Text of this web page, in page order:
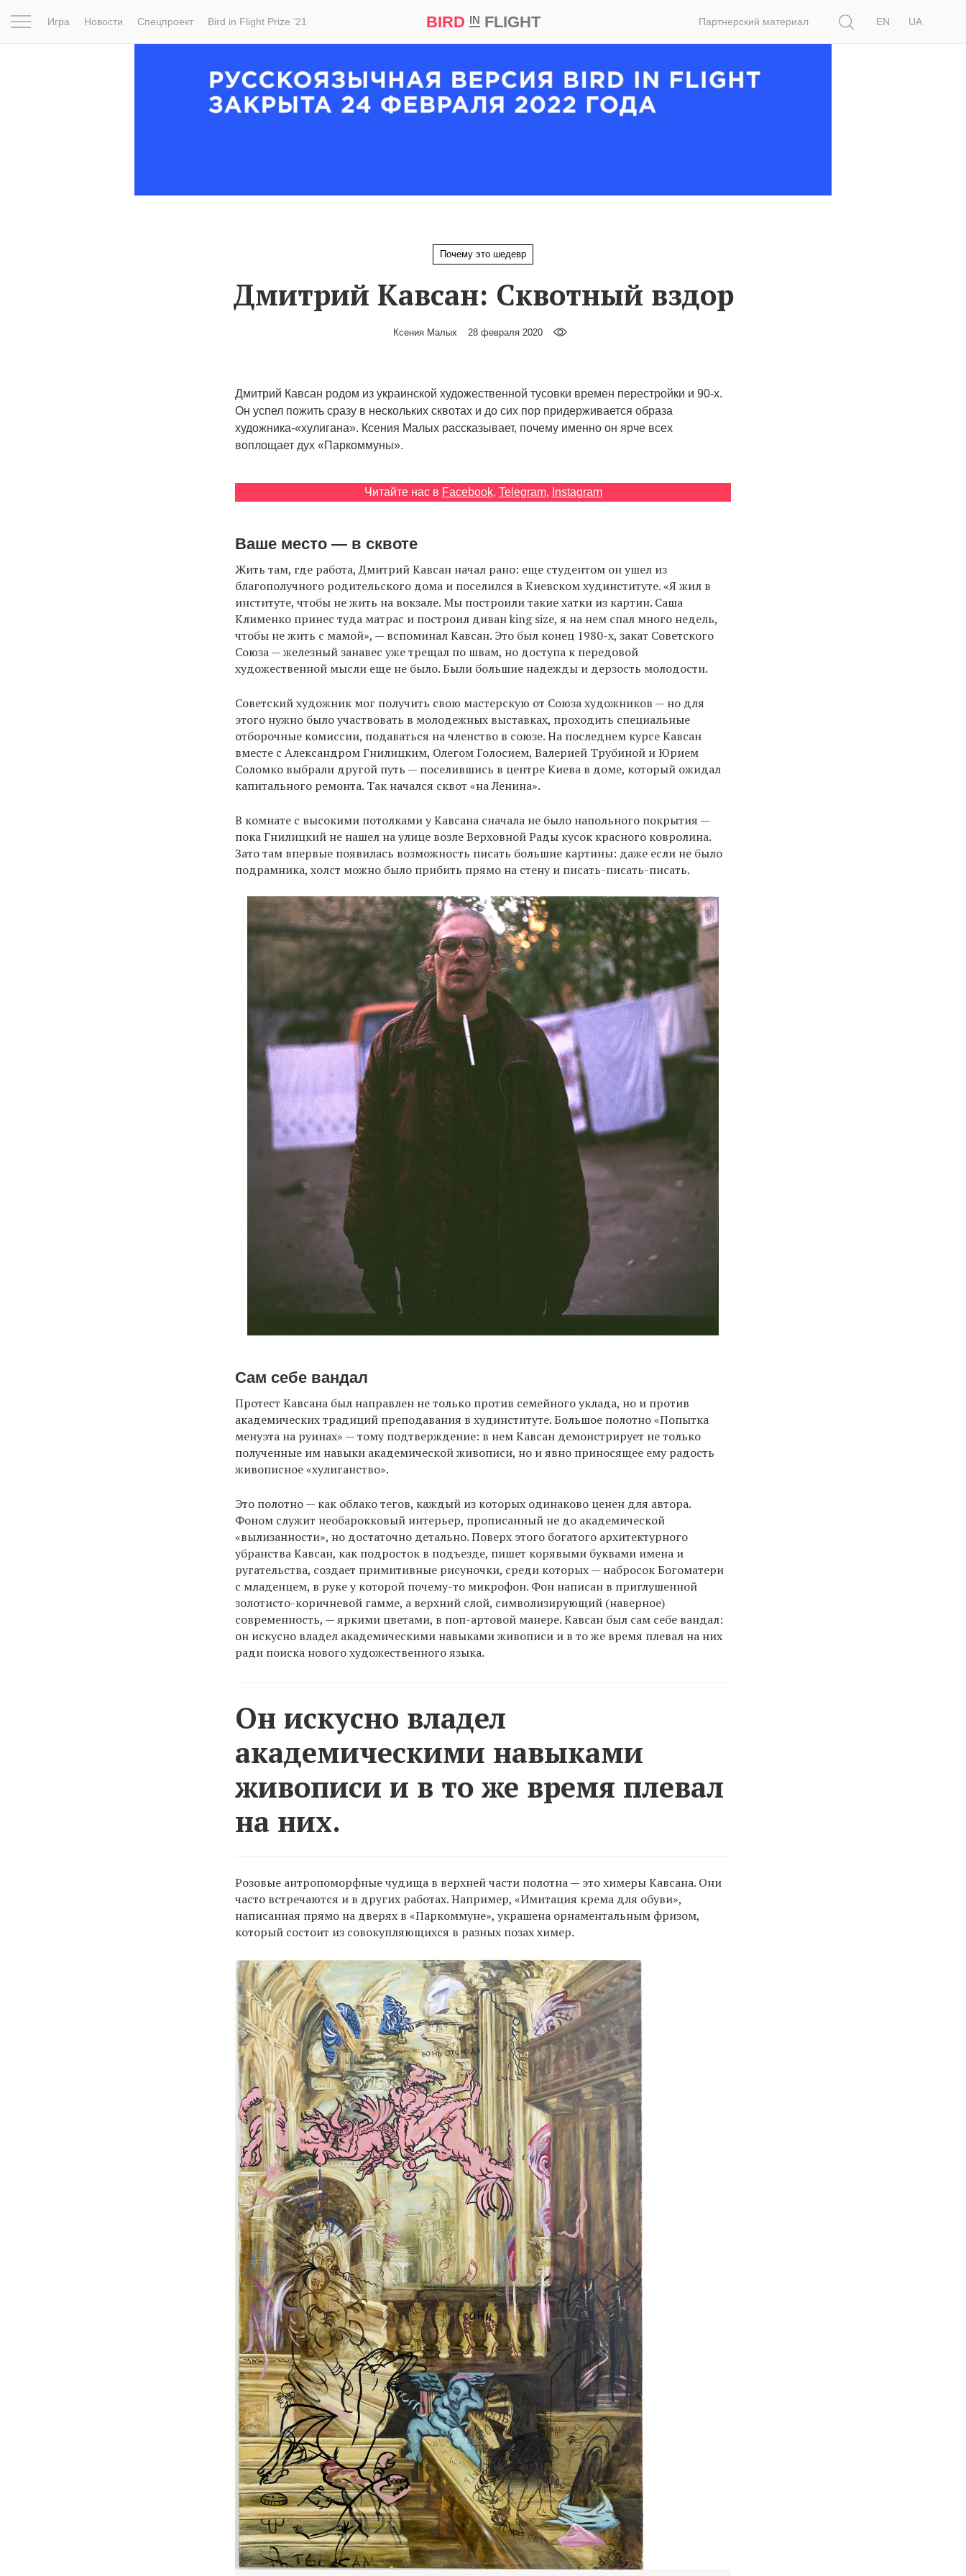
Игра Новости Спецпроект Bird in Flight Prize ‘21 BIRD INFLIGHT Партнерский материал
EN
UA
Почему это шедевр
Дмитрий Кавсан: Сквотный вздор
Ксения Малых 28 февраля 2020
Дмитрий Кавсан родом из украинской художественной тусовки времен перестройки и 90-х.
Он успел пожить сразу в нескольких сквотах и до сих пор придерживается образа
художника-«хулигана». Ксения Малых рассказывает, почему именно он ярче всех
воплощает дух «Паркоммуны».
Читайте нас в Facebook, Telegram, Instagram
Ваше место — в сквоте
Жить там, где работа, Дмитрий Кавсан начал рано: еще студентом он ушел из
благополучного родительского дома и поселился в Киевском худинституте. «Я жил в
институте, чтобы не жить на вокзале. Мы построили такие хатки из картин. Саша
Клименко принес туда матрас и построил диван king size, я на нем спал много недель,
чтобы не жить с мамой», — вспоминал Кавсан. Это был конец 1980-х, закат Советского
Союза — железный занавес уже трещал по швам, но доступа к передовой
художественной мысли еще не было. Были большие надежды и дерзость молодости.
Советский художник мог получить свою мастерскую от Союза художников — но для
этого нужно было участвовать в молодежных выставках, проходить специальные
отборочные комиссии, подаваться на членство в союзе. На последнем курсе Кавсан
вместе с Александром Гнилицким, Олегом Голосием, Валерией Трубиной и Юрием
Соломко выбрали другой путь — поселившись в центре Киева в доме, который ожидал
капитального ремонта. Так начался сквот «на Ленина».
В комнате с высокими потолками у Кавсана сначала не было напольного покрытия —
пока Гнилицкий не нашел на улице возле Верховной Рады кусок красного ковролина.
Зато там впервые появилась возможность писать большие картины: даже если не было
подрамника, холст можно было прибить прямо на стену и писать-писать-писать.
Сам себе вандал
Протест Кавсана был направлен не только против семейного уклада, но и против
академических традиций преподавания в худинституте. Большое полотно «Попытка
менуэта на руинах» — тому подтверждение: в нем Кавсан демонстрирует не только
полученные им навыки академической живописи, но и явно приносящее ему радость
живописное «хулиганство».
Это полотно — как облако тегов, каждый из которых одинаково ценен для автора.
Фоном служит необарокковый интерьер, прописанный не до академической
«вылизанности», но достаточно детально. Поверх этого богатого архитектурного
убранства Кавсан, как подросток в подъезде, пишет корявыми буквами имена и
ругательства, создает примитивные рисуночки, среди которых — набросок Богоматери
с младенцем, в руке у которой почему-то микрофон. Фон написан в приглушенной
золотисто-коричневой гамме, а верхний слой, символизирующий (наверное)
современность, — яркими цветами, в поп-артовой манере. Кавсан был сам себе вандал:
он искусно владел академическими навыками живописи и в то же время плевал на них
ради поиска нового художественного языка.
Он искусно владел
академическими навыками
живописи и в то же время плевал
на них.
Розовые антропоморфные чудища в верхней части полотна — это химеры Кавсана. Они
часто встречаются и в других работах. Например, «Имитация крема для обуви»,
написанная прямо на дверях в «Паркоммуне», украшена орнаментальным фризом,
который состоит из совокупляющихся в разных позах химер.